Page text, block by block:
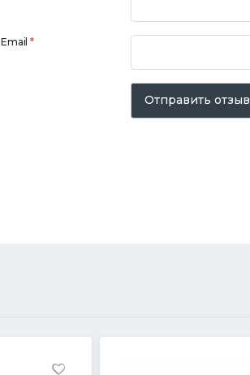
Email*
Отправить отзыв